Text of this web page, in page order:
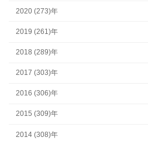
2020 (273)年
2019 (261)年
2018 (289)年
2017 (303)年
2016 (306)年
2015 (309)年
2014 (308)年